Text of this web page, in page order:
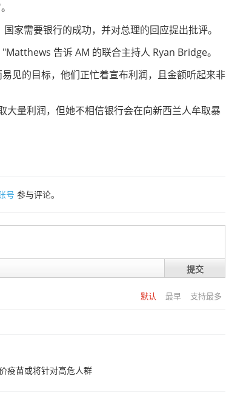
家需要银行的成功，并对总理的回应提出批评。
告诉 AM 的联合主持人 Ryan Bridge。
见的目标，他们正忙着宣布利润，且金额听起来非
量利润，但她不相信银行会在向新西兰人牟取暴
号 参与评论。
提交
默认 最早 支持最多
疫苗或将针对高危人群